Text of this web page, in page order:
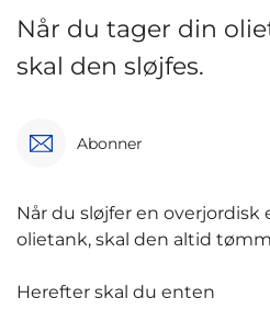
Når du tager din
skal den sløjfes.
Abonner
Når du sløjfer en overjordisk
olietank, skal den altid
Herefter skal du enten